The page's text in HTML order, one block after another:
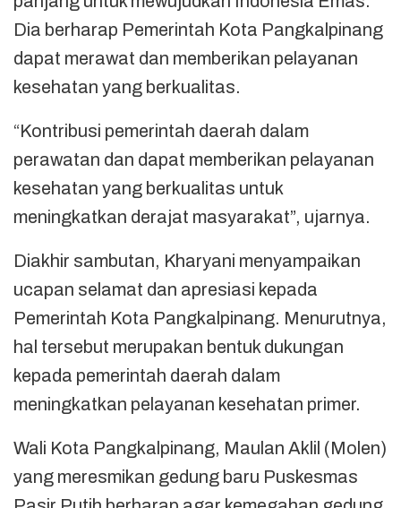
Dia berharap Pemerintah Kota Pangkalpinang
dapat merawat dan memberikan pelayanan
kesehatan yang berkualitas.
“Kontribusi pemerintah daerah dalam
perawatan dan dapat memberikan pelayanan
kesehatan yang berkualitas untuk
meningkatkan derajat masyarakat”, ujarnya.
Diakhir sambutan, Kharyani menyampaikan
ucapan selamat dan apresiasi kepada
Pemerintah Kota Pangkalpinang. Menurutnya,
hal tersebut merupakan bentuk dukungan
kepada pemerintah daerah dalam
meningkatkan pelayanan kesehatan primer.
Wali Kota Pangkalpinang, Maulan Aklil (Molen)
yang meresmikan gedung baru Puskesmas